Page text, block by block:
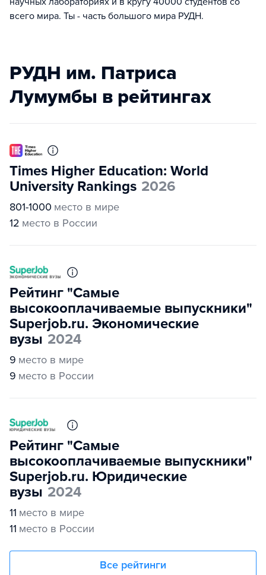
всего мира. Ты - часть большого мира РУДН.
РУДН им. Патриса
Лумумбы в рейтингах
Times Higher Education: World
University Rankings 2026
801-1000 место в мире
12 место в России
Рейтинг "Самые
высокооплачиваемые выпускники"
Superjob.ru. Экономические
вузы 2024
9 место в мире
9 место в России
Рейтинг "Самые
высокооплачиваемые выпускники"
Superjob.ru. Юридические
вузы 2024
11 место в мире
11 место в России
Все рейтинги